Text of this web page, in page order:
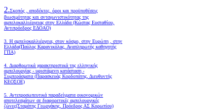
2.Σκοπός , αποδέκτες, όροι και προϋποθέσεις
βιωσιμότητας και ανταγωνιστικότητας της
αμπελοκαλλιέργειας στην Ελλάδα (Κώστας Ευσταθίου,
Αντιπρόεδρος ΕΔΟΑΟ)
3. Η αμπελοκαλλιέργεια, στον κόσμο, στην Ευρώπη , στην
Ελλάδα(Παύλος Καρανικόλας, Αναπληρωτής καθηγητής
ΓΠΑ)
4. Διαρθρωτικά χαρακτηριστικά της ελληνικής
αμπελουργίας - υφιστάμενη κατάσταση -
Συμπεράσματα (Παρασκευάς Κορδοπάτης, Διευθυντής
ΚΕΟΣΟΕ)
5. Αντιπροσωπευτικά παραδείγματα οικονομικών
αποτελεσμάτων σε διαφορετικές αμπελουργικές
ζώνες(Σταμάτης Γεωργάκης, Πρόεδρος ΑΣ Κορωπίου)